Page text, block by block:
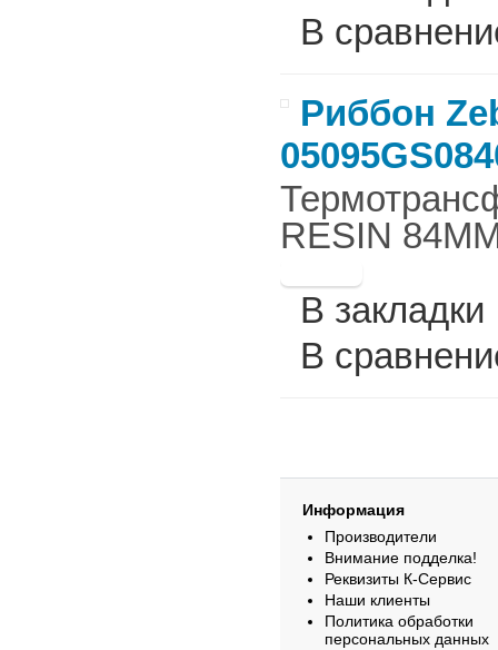
В
Риббон
RESIN
В закладки
В
Информация
Производители
Внимание подделка!
Реквизиты К-Сервис
Наши клиенты
Политика обработки
персональных данных